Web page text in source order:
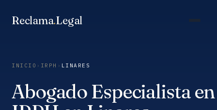
Reclama.Legal
INICIO › IRPH › LINARES
Abogado Especialista en